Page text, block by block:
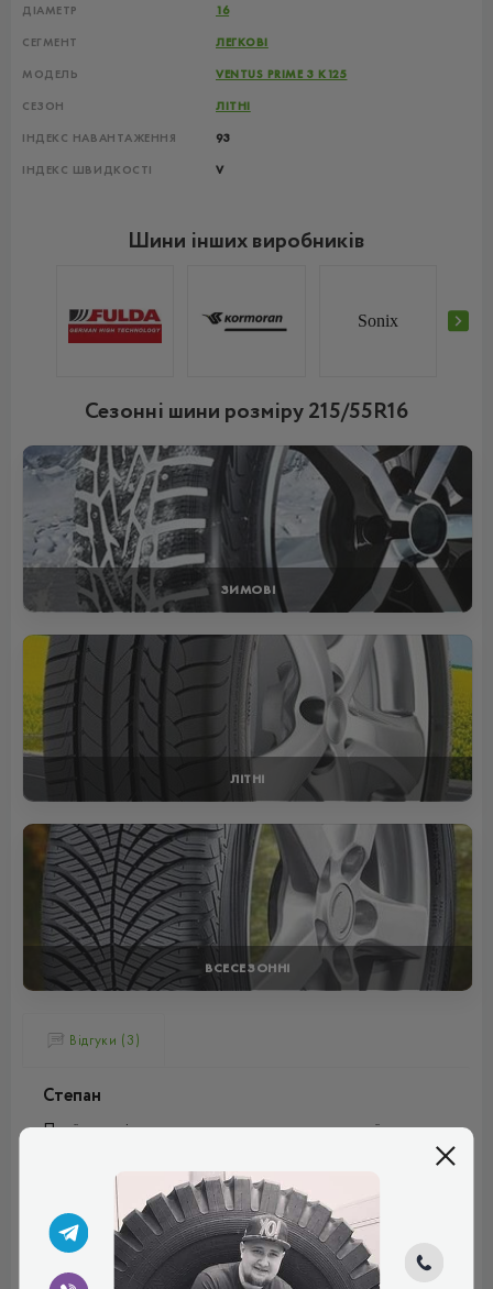
ДІАМЕТР 16
СЕГМЕНТ ЛЕГКОВІ
МОДЕЛЬ VENTUS PRIME 3 K125
СЕЗОН ЛІТНІ
ІНДЕКС НАВАНТАЖЕННЯ 93
ІНДЕКС ШВИДКОСТІ V
Шини інших виробників
Sonix
Сезонні шини розміру 215/55R16
ЗИМОВІ
ЛІТНІ
ВСЕСЕЗОННІ
Відгуки (3)
Степан
Проїздив пів сезону, можу сказати, що гума за їздовими
мокра дорога - відмінно, по бруду теж добре йде!
М'якість, стійкість, витрата палива
Рейтинг:
(5.0)
29.07.2024, 08:04